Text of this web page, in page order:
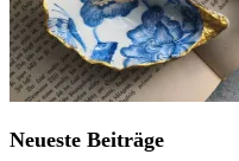
Neueste Beiträge